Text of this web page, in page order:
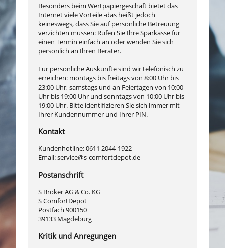
Besonders beim Wertpapiergeschäft bietet das
Internet viele Vorteile -das heißt jedoch
keineswegs, dass Sie auf persönliche Betreuung
verzichten müssen: Rufen Sie Ihre Sparkasse für
einen Termin einfach an oder wenden Sie sich
persönlich an Ihren Berater.
Für persönliche Auskünfte sind wir telefonisch zu
erreichen: montags bis freitags von 8:00 Uhr bis
23:00 Uhr, samstags und an Feiertagen von 10:00
Uhr bis 19:00 Uhr und sonntags von 10:00 Uhr bis
19:00 Uhr. Bitte identifizieren Sie sich immer mit
Ihrer Kundennummer und Ihrer PIN.
Kontakt
Kundenhotline: 0611 2044-1922
Email:service@s-comfortdepot.de
Postanschrift
S Broker AG & Co. KG
S ComfortDepot
Postfach 900150
39133 Magdeburg
Kritik und Anregungen